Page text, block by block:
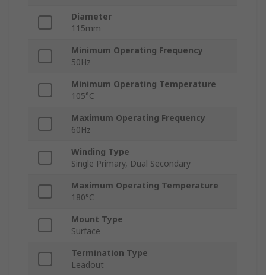
Diameter
115mm
Minimum Operating Frequency
50Hz
Minimum Operating Temperature
105°C
Maximum Operating Frequency
60Hz
Winding Type
Single Primary, Dual Secondary
Maximum Operating Temperature
180°C
Mount Type
Surface
Termination Type
Leadout